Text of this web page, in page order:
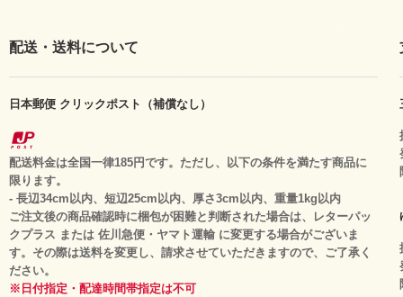
配送・送料について
日本郵便 クリックポスト（補償なし）
配送料金は全国一律185円です。ただし、以下の条件を満たす商品に
限ります。
- 長辺34cm以内、短辺25cm以内、厚さ3cm以内、重量1kg以内
ご注文後の商品確認時に梱包が困難と判断された場合は、レターパッ
クプラス または 佐川急便・ヤマト運輸 に変更する場合がございま
す。その際は送料を変更し、請求させていただきますので、ご了承く
ださい。
※日付指定・配達時間帯指定は不可